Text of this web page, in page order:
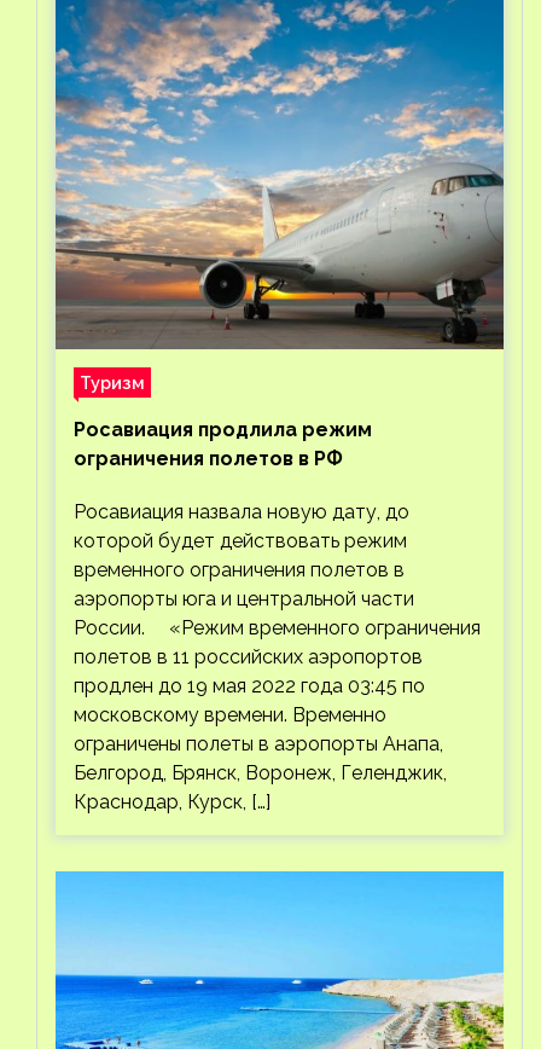
Туризм
Росавиация продлила режим
ограничения полетов в РФ
Росавиация назвала новую дату, до
которой будет действовать режим
временного ограничения полетов в
аэропорты юга и центральной части
России. «Режим временного ограничения
полетов в 11 российских аэропортов
продлен до 19 мая 2022 года 03:45 по
московскому времени. Временно
ограничены полеты в аэропорты Анапа,
Белгород, Брянск, Воронеж, Геленджик,
Краснодар, Курск, […]